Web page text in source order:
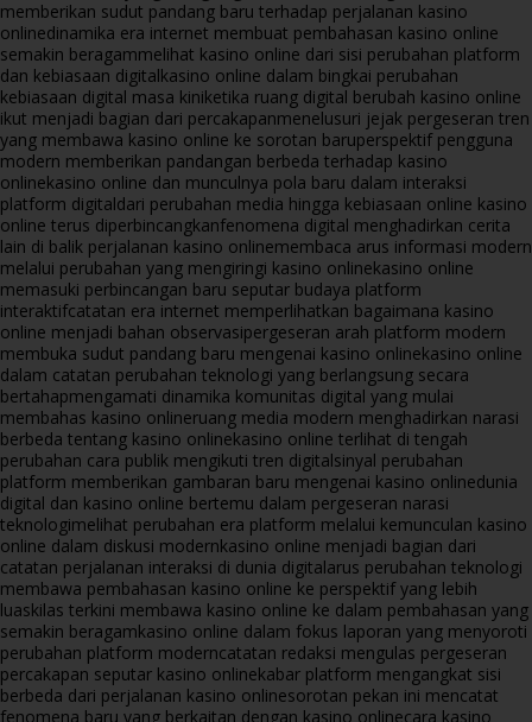
memberikan sudut pandang baru terhadap perjalanan kasino
onlinedinamika era internet membuat pembahasan kasino online
semakin beragammelihat kasino online dari sisi perubahan platform
dan kebiasaan digitalkasino online dalam bingkai perubahan
kebiasaan digital masa kiniketika ruang digital berubah kasino online
ikut menjadi bagian dari percakapanmenelusuri jejak pergeseran tren
yang membawa kasino online ke sorotan baruperspektif pengguna
modern memberikan pandangan berbeda terhadap kasino
onlinekasino online dan munculnya pola baru dalam interaksi
platform digitaldari perubahan media hingga kebiasaan online kasino
online terus diperbincangkanfenomena digital menghadirkan cerita
lain di balik perjalanan kasino onlinemembaca arus informasi modern
melalui perubahan yang mengiringi kasino onlinekasino online
memasuki perbincangan baru seputar budaya platform
interaktifcatatan era internet memperlihatkan bagaimana kasino
online menjadi bahan observasipergeseran arah platform modern
membuka sudut pandang baru mengenai kasino onlinekasino online
dalam catatan perubahan teknologi yang berlangsung secara
bertahapmengamati dinamika komunitas digital yang mulai
membahas kasino onlineruang media modern menghadirkan narasi
berbeda tentang kasino onlinekasino online terlihat di tengah
perubahan cara publik mengikuti tren digitalsinyal perubahan
platform memberikan gambaran baru mengenai kasino onlinedunia
digital dan kasino online bertemu dalam pergeseran narasi
teknologimelihat perubahan era platform melalui kemunculan kasino
online dalam diskusi modernkasino online menjadi bagian dari
catatan perjalanan interaksi di dunia digitalarus perubahan teknologi
membawa pembahasan kasino online ke perspektif yang lebih
luaskilas terkini membawa kasino online ke dalam pembahasan yang
semakin beragamkasino online dalam fokus laporan yang menyoroti
perubahan platform moderncatatan redaksi mengulas pergeseran
percakapan seputar kasino onlinekabar platform mengangkat sisi
berbeda dari perjalanan kasino onlinesorotan pekan ini mencatat
fenomena baru yang berkaitan dengan kasino onlinecara kasino